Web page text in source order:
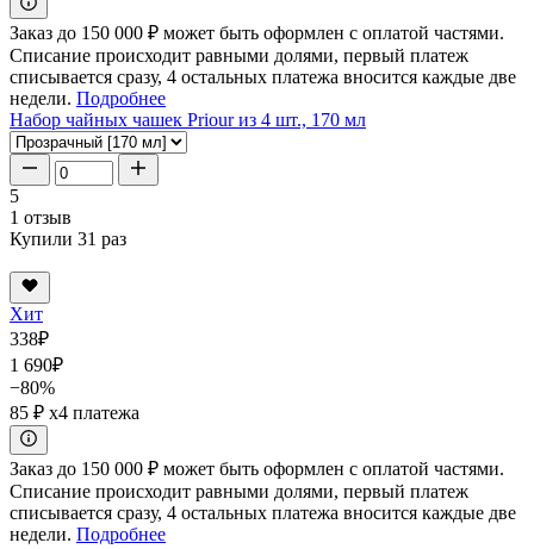
Заказ до 150 000 ₽ может быть оформлен с оплатой частями.
Списание происходит равными долями, первый платеж
списывается сразу, 4 остальных платежа вносится каждые две
недели. Подробнее
Набор чайных чашек Priour из 4 шт., 170 мл
5
1 отзыв
Купили 31 раз
Хит
338₽
1 690₽
−80%
85 ₽ x4 платежа
Заказ до 150 000 ₽ может быть оформлен с оплатой частями.
Списание происходит равными долями, первый платеж
списывается сразу, 4 остальных платежа вносится каждые две
недели. Подробнее